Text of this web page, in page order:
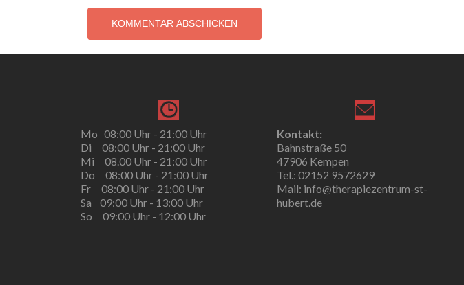
Mo 08:00 Uhr - 21:00 Uhr
Di 08:00 Uhr - 21:00 Uhr
Mi 08.00 Uhr - 21:00 Uhr
Do 08:00 Uhr - 21:00 Uhr
Fr 08:00 Uhr - 21:00 Uhr
Sa 09:00 Uhr - 13:00 Uhr
So 09:00 Uhr - 12:00 Uhr
Kontakt:
Bahnstraße 50
47906 Kempen
Tel.: 02152 9572629
Mail: info@therapiezentrum-st-
hubert.de